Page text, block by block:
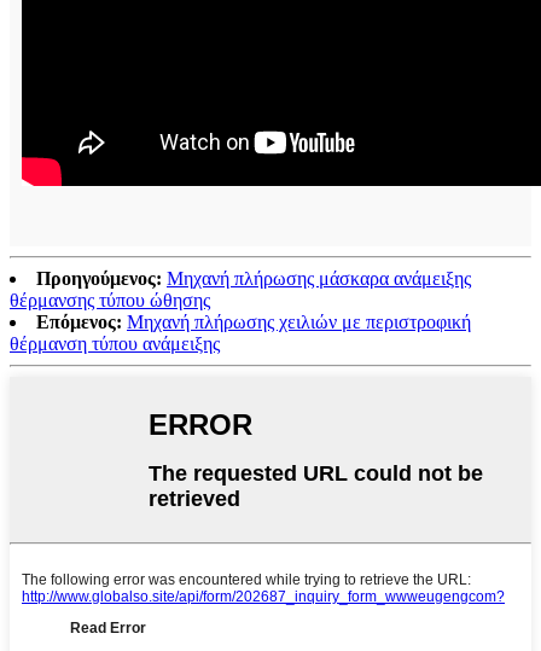
Προηγούμενος: Μηχανή πλήρωσης μάσκαρα ανάμειξης
θέρμανσης τύπου ώθησης
Επόμενος: Μηχανή πλήρωσης χειλιών με περιστροφική
θέρμανση τύπου ανάμειξης